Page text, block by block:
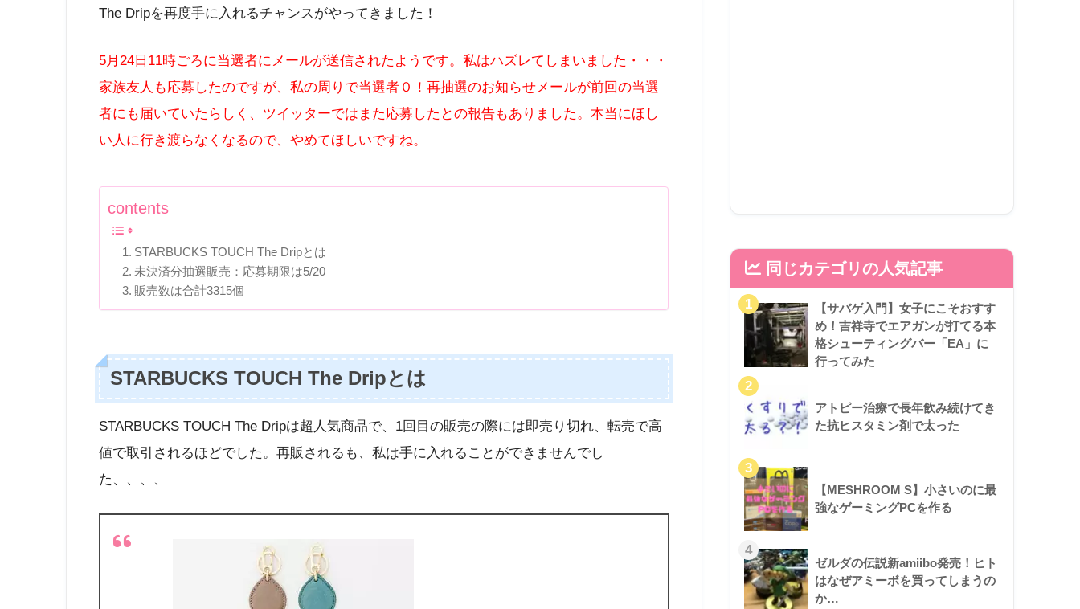
The Dripを再度手に入れるチャンスがやってきました！
5月24日11時ごろに当選者にメールが送信されたようです。私はハズレてしまいました・・・
家族友人も応募したのですが、私の周りで当選者０！再抽選のお知らせメールが前回の当選
者にも届いていたらしく、ツイッターではまた応募したとの報告もありました。本当にほし
い人に行き渡らなくなるので、やめてほしいですね。
contents
STARBUCKS TOUCH The Dripとは
未決済分抽選販売：応募期限は5/20
販売数は合計3315個
STARBUCKS TOUCH The Dripとは
STARBUCKS TOUCH The Dripは超人気商品で、1回目の販売の際には即売り切れ、転売で高
値で取引されるほどでした。再販されるも、私は手に入れることができませんでし
た、、、、
同じカテゴリの人気記事
【サバゲ入門】女子にこそおすす
め！吉祥寺でエアガンが打てる本
格シューティングバー「EA」に
行ってみた
アトピー治療で長年飲み続けてき
た抗ヒスタミン剤で太った
【MESHROOM S】小さいのに最
強なゲーミングPCを作る
ゼルダの伝説新amiibo発売！ヒト
はなぜアミーボを買ってしまうの
か…